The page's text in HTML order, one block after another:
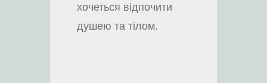
хочеться відпочити
душею та тілом.